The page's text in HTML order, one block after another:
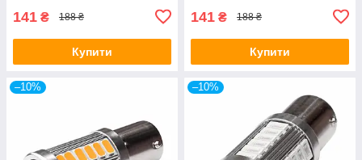
141 ₴ 188 ₴
Купити
141 ₴ 188 ₴
Купити
–10% –10%